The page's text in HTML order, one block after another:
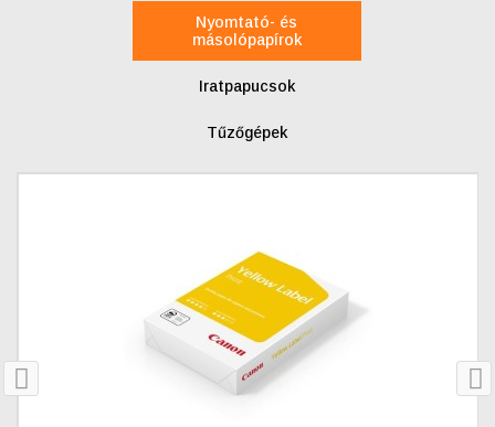
Nyomtató- és
másolópapírok
Iratpapucsok
Tűzőgépek